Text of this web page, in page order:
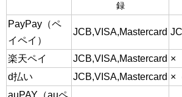
録
PayPay（ペ
イペイ）
JCB,VISA,Mastercard
楽天ペイ JCB,VISA,Mastercard ×
d払い
JCB,VISA,Mastercard ×